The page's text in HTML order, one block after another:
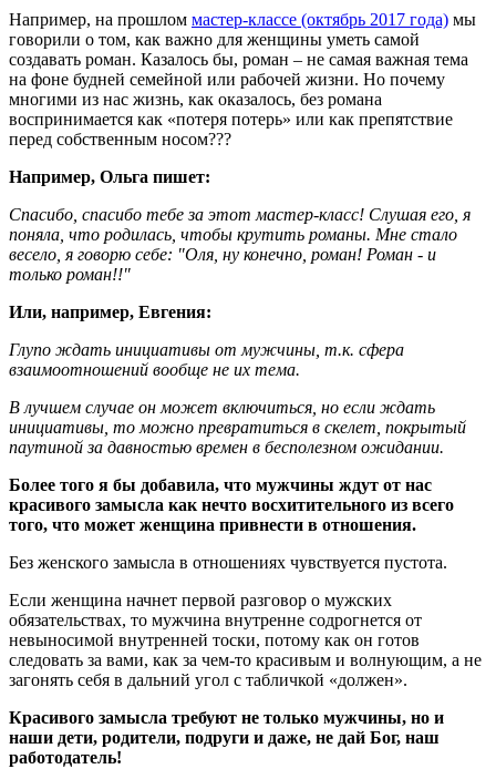
Например, на прошлом мастер-классе (октябрь 2017 года) мы
говорили о том, как важно для женщины уметь самой
создавать роман. Казалось бы, роман – не самая важная тема
на фоне будней семейной или рабочей жизни. Но почему
многими из нас жизнь, как оказалось, без романа
воспринимается как «потеря потерь» или как препятствие
перед собственным носом???
Например, Ольга пишет:
Спасибо, спасибо тебе за этот мастер-класс! Слушая его, я
поняла, что родилась, чтобы крутить романы. Мне стало
весело, я говорю себе: "Оля, ну конечно, роман! Роман - и
только роман!!"
Или, например, Евгения:
Глупо ждать инициативы от мужчины, т.к. сфера
взаимоотношений вообще не их тема.
В лучшем случае он может включиться, но если ждать
инициативы, то можно превратиться в скелет, покрытый
паутиной за давностью времен в бесполезном ожидании.
Более того я бы добавила, что мужчины ждут от нас
красивого замысла как нечто восхитительного из всего
того, что может женщина привнести в отношения.
Без женского замысла в отношениях чувствуется пустота.
Если женщина начнет первой разговор о мужских
обязательствах, то мужчина внутренне содрогнется от
невыносимой внутренней тоски, потому как он готов
следовать за вами, как за чем-то красивым и волнующим, а не
загонять себя в дальний угол с табличкой «должен».
Красивого замысла требуют не только мужчины, но и
наши дети, родители, подруги и даже, не дай Бог, наш
работодатель!